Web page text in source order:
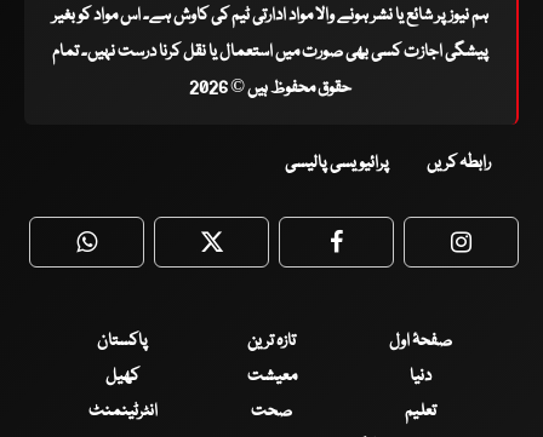
ہم نیوز پر شائع یا نشر ہونے والا مواد ادارتی ٹیم کی کاوش ہے۔ اس مواد کو بغیر
پیشگی اجازت کسی بھی صورت میں استعمال یا نقل کرنا درست نہیں۔ تمام
حقوق محفوظ ہیں © 2026
رابطہ کریں پرائیویسی پالیسی
WhatsApp Twitter Facebook
صفحۂ اول تازہ ترین
پاکستان
دنیا
معیشت
کھیل
تعلیم
صحت
انٹرٹینمنٹ